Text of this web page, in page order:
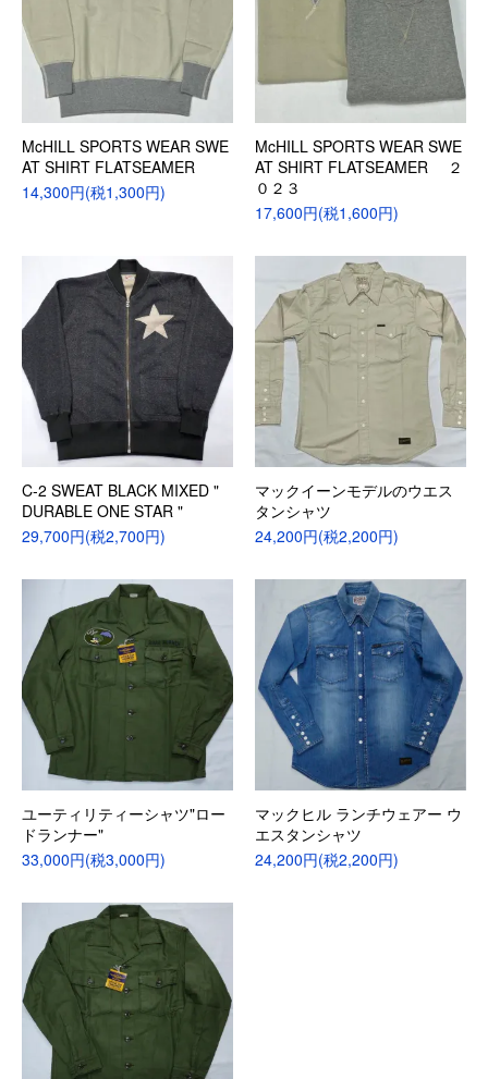
McHILL SPORTS WEAR SWE
AT SHIRT FLATSEAMER
14,300円(税1,300円)
McHILL SPORTS WEAR SWE
AT SHIRT FLATSEAMER ２
０２３
17,600円(税1,600円)
C-2 SWEAT BLACK MIXED "
DURABLE ONE STAR "
29,700円(税2,700円)
マックイーンモデルのウエス
タンシャツ
24,200円(税2,200円)
ユーティリティーシャツ"ロー
ドランナー"
33,000円(税3,000円)
マックヒル ランチウェアー ウ
エスタンシャツ
24,200円(税2,200円)